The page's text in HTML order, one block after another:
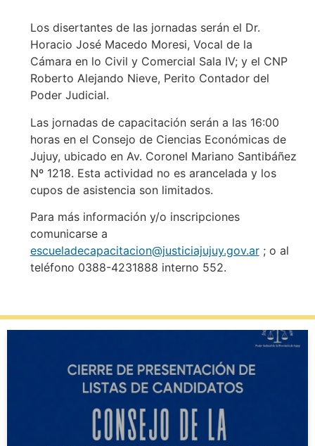
Los disertantes de las jornadas serán el Dr.
Horacio José Macedo Moresi, Vocal de la
Cámara en lo Civil y Comercial Sala IV; y el CNP
Roberto Alejando Nieve, Perito Contador del
Poder Judicial.
Las jornadas de capacitación serán a las 16:00
horas en el Consejo de Ciencias Económicas de
Jujuy, ubicado en Av. Coronel Mariano Santibáñez
Nº 1218. Esta actividad no es arancelada y los
cupos de asistencia son limitados.
Para más información y/o inscripciones
comunicarse a
escueladecapacitacion@justiciajujuy.gov.ar; o al
teléfono 0388-4231888 interno 552.